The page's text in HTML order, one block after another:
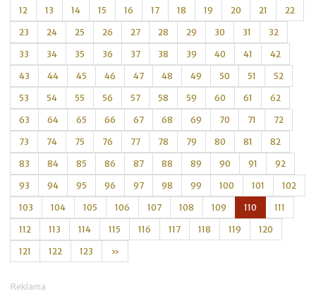
12 13 14 15 16 17 18 19 20 21 22
23 24 25 26 27 28 29 30 31 32
33 34 35 36 37 38 39 40 41 42
43 44 45 46 47 48 49 50 51 52
53 54 55 56 57 58 59 60 61 62
63 64 65 66 67 68 69 70 71 72
73 74 75 76 77 78 79 80 81 82
83 84 85 86 87 88 89 90 91 92
93 94 95 96 97 98 99 100 101 102
103 104 105 106 107 108 109 110 111
112 113 114 115 116 117 118 119 120
121 122 123 »
Reklama